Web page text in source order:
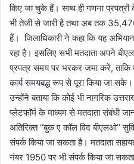
किए जा चुके हैं। साथ ही गणना
भी तेजी से जारी है तथा अब तक
हैं। जिलाधिकारी ने कहा कि यह
रहा है। इसलिए सभी मतदाता अपने
प्रपत्र समय पर भरकर जमा करें, ताकि
कार्य समयबद्ध रूप से पूरा किया जा सके।
उन्होंने बताया कि कोई भी नागरिक
प्लेटफॉर्म के माध्यम से मतदाता संबंधी
अतिरिक्त ‘‘बुक ए कॉल विद बीएलओ’’
संपर्क किया जा सकता है। मतदाता
नंबर 1950 पर भी संपर्क किया जा